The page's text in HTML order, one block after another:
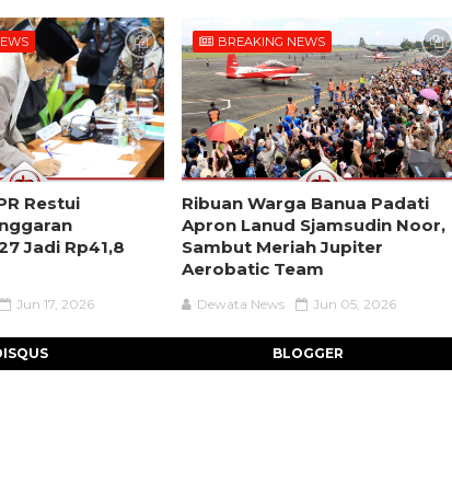
Restui
Jadi Rp41,8
Jun 17, 2026
BREAKING NEWS
Ribuan Warga Banua Padati
Apron Lanud Sjamsudin Noor,
Sambut Meriah Jupiter
Aerobatic Team
Dewata News Jun 05, 2026
BLOGGER